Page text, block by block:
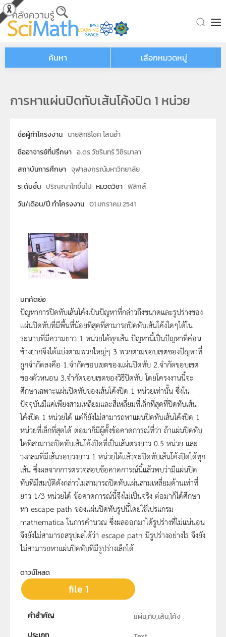
Skip to main content
ค้นหา เลือกหมวดหมู่
การหาแผ่นปิดทับเส้นโค้งปิด 1 หน่วย
ชื่อผู้ทำโครงงาน นายสิทธิโชค โสนอ่ำ
ชื่ออาจารย์ที่ปรึกษา อ.ดร.วัชรินทร์ วิชิรมาลา
สถาบันการศึกษา จุฬาลงกรณ์มหาวิทยาลัย
ระดับชั้น ปริญญาโทขึ้นไป หมวดวิชา ฟิสิกส์
วัน/เดือน/ปี ทำโครงงาน 01 มกราคม 2541
บทคัดย่อ
ปัญหาการปิดทับเส้นโค้งเป็นปัญหาที่กล่าวถึงขนาดและรูปร่างของ
แผ่นปิดทับที่มีพื้นที่น้อยที่สุดที่สามารถปิดทับเส้นโค้งใดๆได้ใน
ระนาบที่มีความยาว 1 หน่วยได้ทุกเส้น ปัญหานี้เป็นปัญหาที่ค่อน
ข้างยากจึงได้แบ่งตามพวกใหญ่ๆ 3 พวกตามขอบเขตของปัญหาที่
ถูกจำกัดลงคือ 1.จำกัดขอบเขตของแผ่นปิดทับ 2.จำกัดขอบเขต
ของตัวหนอน 3.จำกัดขอบเขตของวิธีปิดทับ โดยโครงงานนี้จะ
ศึกษาเฉพาะแผ่นปิดทับของเส้นโค้งปิด 1 หน่วยเท่านั้น ซึ่งใน
ปัจจุบันมีแค่เพียงสามเหลี่ยมและสี่เหลี่ยมที่เล็กที่สุดที่ปิดทับเส้น
โค้งปิด 1 หน่วยได้ แต่ก็ยังไม่สามารถหาแผ่นปิดทับเส้นโค้งปิด 1
หน่วยที่เล็กที่สุดได้ ต่อมาก็มีผู้ตั้งข้อคาดการณ์ที่ว่า ถ้าแผ่นปิดทับ
ใดที่สามารถปิดทับเส้นโค้งปิดที่เป็นเส้นตรงยาว 0.5 หน่วย และ
วงกลมที่มีเส้นรอบวงยาว 1 หน่วยได้แล้วจะปิดทับเส้นโค้งปิดได้ทุก
เส้น ซึ่งผลจากการตรวจสอบข้อคาดการณ์นี้แล้วพบว่ามีแผ่นปิด
ทับที่มีสมบัติดังกล่าวไม่สามารถปิดทับแผ่นสามเหลี่ยมด้านเท่าที่
ยาว 1/3 หน่วยได้ ข้อคาดการณ์นี้จึงไม่เป็นจริง ต่อมาก็ได้ศึกษา
หา escape path ของแผ่นปิดทับรูปนี้โดยใช้โปรแกรม
mathematica ในการคำนวณ ซึ่งผลออกมาได้รูปร่างที่ไม่แน่นอน
จึงยังไม่สามารถสรุปผลได้ว่า escape path มีรูปร่างอย่างไร จึงยัง
ไม่สามารถหาแผ่นปิดทับที่มีรูปร่างเล็กได้
ดาวน์โหลด
file 1
คำสำคัญ
แผ่น,ทับ,เส้น,โค้ง